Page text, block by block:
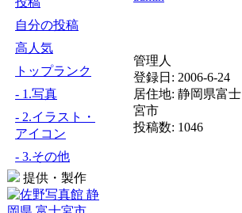
自分の投稿
高人気
トップランク
- 1.写真
- 2.イラスト・
アイコン
- 3.その他
提供・製作
管理人
登録日: 2006-6-24
居住地: 静岡県富士
宮市
投稿数: 1046